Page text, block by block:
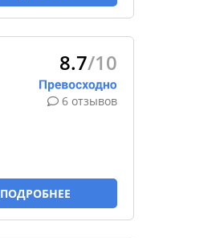
8.7/10
6 отзывов
ПОДРОБНЕЕ